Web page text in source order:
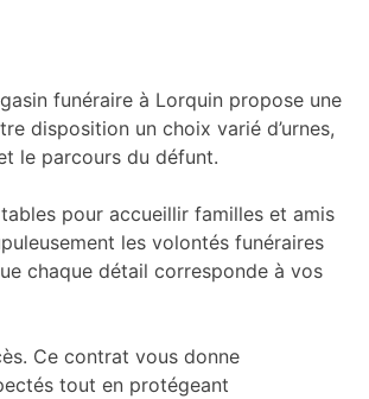
funéraire à Lorquin propose une
disposition un choix varié d’urnes,
le parcours du défunt.
pour accueillir familles et amis
les volontés funéraires
chaque détail corresponde à vos
Ce contrat vous donne
tout en protégeant